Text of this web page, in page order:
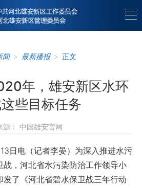
闻 > 最新播报 > 正文
年，雄安新区水环
些目标任务
源： 中国雄安官网
电（记者李晏）为深入推进水污
，河北省水污染防治工作领导小
了《河北省碧水保卫战三年行动